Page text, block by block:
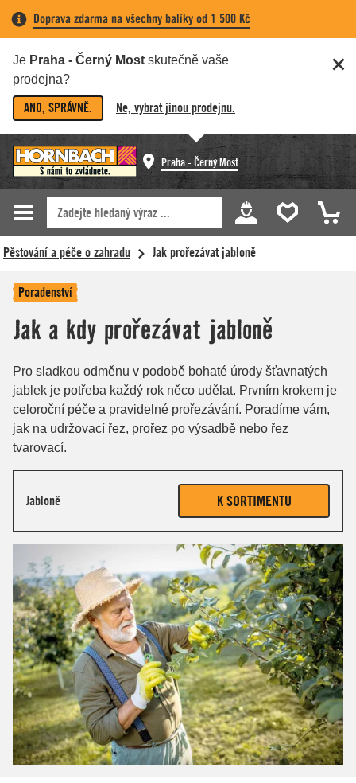
Doprava zdarma na všechny balíky od 1 500 Kč
Je Praha - Černý Most skutečně vaše
prodejna?
ANO, SPRÁVNĚ. Ne, vybrat jinou prodejnu.
Praha - Černý Most